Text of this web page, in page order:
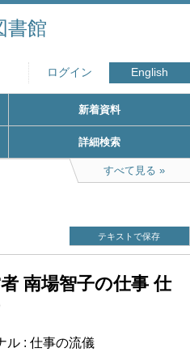
書館
ログイン English
新着資料
詳細検索
すべて見る
テキストで保存
南場智子の仕事 仕
ル : 仕事の流儀